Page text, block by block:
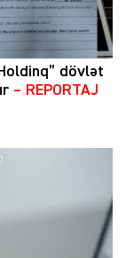
dövlət
– REPORTAJ